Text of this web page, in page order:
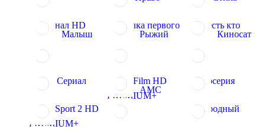
Арсенал HD Музыка первого
Кто есть кто
Малыш
Рыжий Киносат
НТВ Сериал
TV3 Film HD
PREMIUM+
Киносерия
TV3 Sport 2 HD
PREMIUM+
AMC
Загородный